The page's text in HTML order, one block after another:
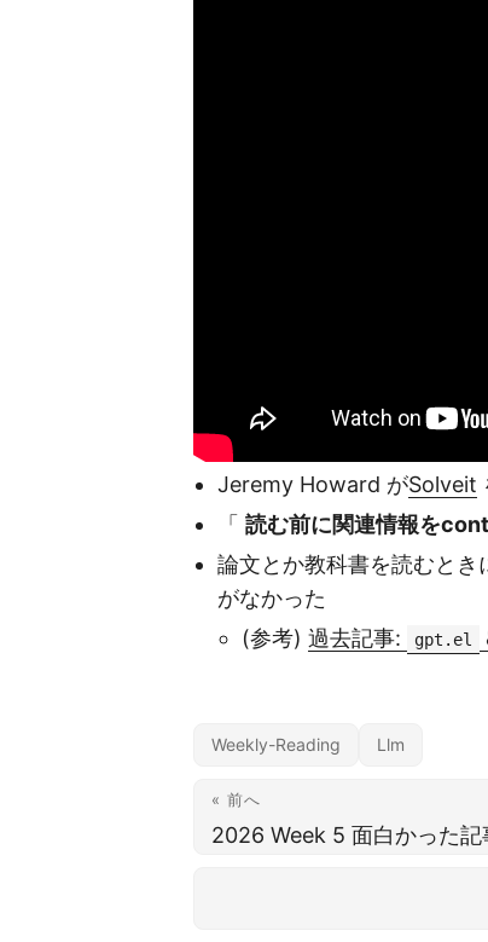
Jeremy Howard がSolveit
「 読む前に関連情報を
論文とか教科書を読むとき
がなかった
(参考) 過去記事: gpt.el
Weekly-Reading Llm
« 前へ
2026 Week 5 面白かった記